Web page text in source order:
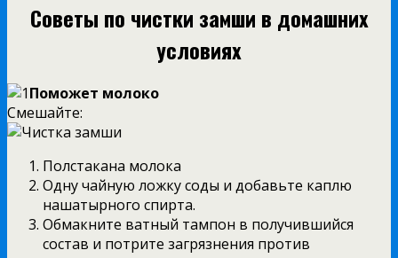
Советы по чистки замши в домашних
условиях
Поможет молоко
Смешайте:
Полстакана молока
Одну чайную ложку соды и добавьте каплю
нашатырного спирта.
Обмакните ватный тампон в получившийся
состав и потрите загрязнения против